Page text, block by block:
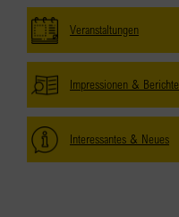
Veranstaltungen
Impressionen & Berichte
Interessantes & Neues